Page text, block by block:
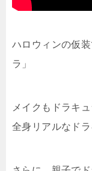
ハロウィンの仮
ラ」
メイクもドラキ
全身リアルなド